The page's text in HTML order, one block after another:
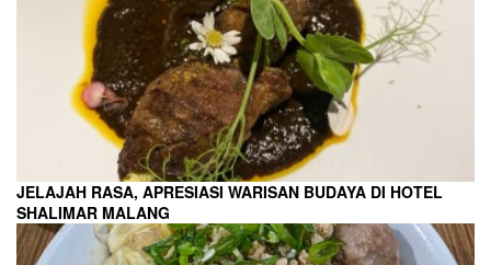
JELAJAH RASA, APRESIASI WARISAN BUDAYA DI HOTEL
SHALIMAR MALANG